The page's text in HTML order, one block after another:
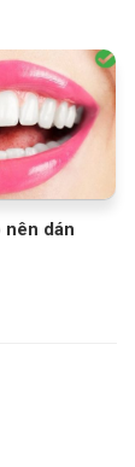
nên dán